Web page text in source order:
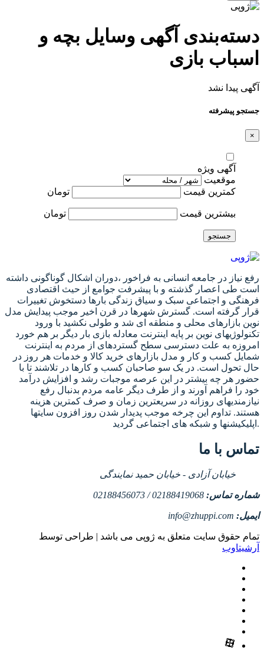
دسته‌بندی آگهی وسایل بچه و
اسباب بازی
آگهی پیدا نشد
جستجو پیشرفته
×
آگهی ویژه
موقعیت
کمترین قیمت
تومان
بیشترین قیمت تومان
جستجو
رفع نیاز در جامعه انسانی به فراخور ،دوران اشکال گوناگونی داشته
است طی اعصار گذشته و با پیشرفت جوامع از حیث اقتصادی
فرهنگی و اجتماعی سبک و سیاق زندگی بارها دستخوش تغییرات
قرار گرفته است. گسترش شهرها در قرن اخیر موجب پیدایش مدل
نوین بازارهای محلی و منطقه ای شد و طولی نکشید با ورود
تکنولوژیهای نوین بر پایه اینترنت معادله بازی بار دیگر بر هم خورد
امروزه به علت دسترسی سطح گستردهای از مردم به اینترنت
شمایل کسب و کار و مدل بازارهای خرید کالا و خدمات هر روز در
حال تحول است. در یک سو صاحبان کسب و کارها در تلاشند تا با
حضور هر چه بیشتر در این عرصه موجبات رشد و افزایش درآمد
خود را فراهم آورند و از طرف دیگر عامه مردم بدنبال رفع
نیازمندیهای روزانه در سریعترین زمان و صرف کمترین هزینه
هستند. تداوم این چرخه موجب پدیدار شدن روز افزون سایتها
اپلیکیشنها و شبکه های اجتماعی گردید.
تماس با ما
خیابان آزادی - خیابان حمید نمایندگی
شماره تماس: 02188419068 / 02188456073
ایمیل: info@zhuppi.com
تمام حقوق سایت متعلق به ژوپی می باشد | طراحی توسط
آرشیتاوب